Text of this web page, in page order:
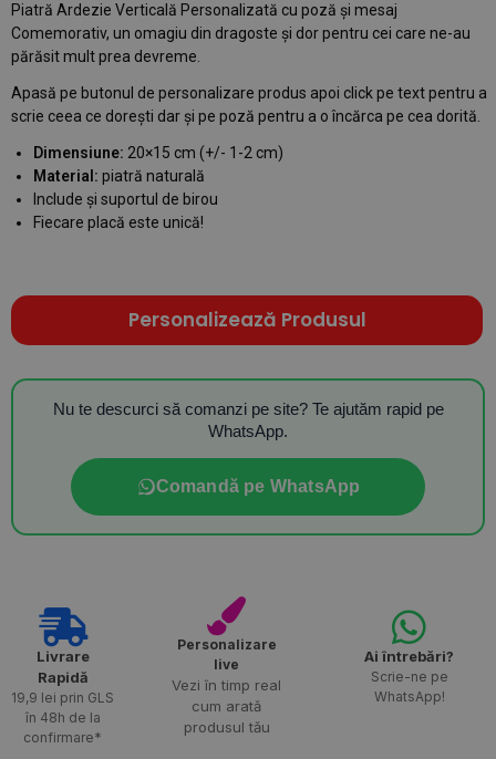
Piatră Ardezie Verticală Personalizată cu poză și mesaj
Comemorativ, un omagiu din dragoste și dor pentru cei care ne-au
părăsit mult prea devreme.
Apasă pe butonul de personalizare produs apoi click pe text pentru a
scrie ceea ce dorești dar și pe poză pentru a o încărca pe cea dorită.
Dimensiune: 20×15 cm (+/- 1-2 cm)
Material: piatră naturală
Include și suportul de birou
Fiecare placă este unică!
Personalizează Produsul
Nu te descurci să comanzi pe site? Te ajutăm rapid pe
WhatsApp.
Comandă pe WhatsApp
Livrare
Rapidă​
19,9 lei prin GLS
în 48h de la
confirmare*
Personalizare
live
Vezi în timp real
cum arată
produsul tău
Ai întrebări?
Scrie-ne pe
WhatsApp!